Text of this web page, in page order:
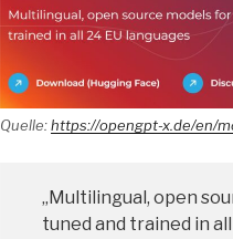
Quelle:https://opengpt-x.de/en/
„Multilingual, open
tuned and trained in